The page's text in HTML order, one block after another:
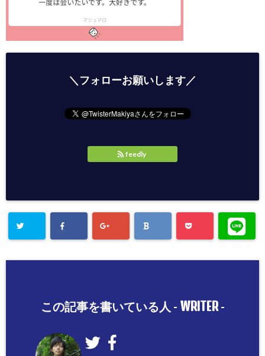
＼フォローお願いします／
feedly
この記事を書いている人 - WRITER-